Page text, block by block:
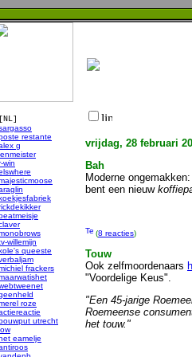
restante
g
win
willemijn
queeste
frackers
roze
utrecht
eamelje
vrijdag, 28 februari
Bah
Moderne
bent een nieuw
(8 reacties)
Touw
Ook zelfmoordenaars
"Voordelige Keus".
"Een 45-jarige
Roemeense
het touw."